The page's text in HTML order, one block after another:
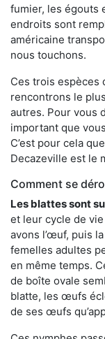
fumier, les égouts
endroits sont
américaine
nous touchons.
Ces trois espèces
rencontrons le
autres. Pour vous
important que
C’est pour cela
Decazeville est le
Comment se
Les blattes sont
et leur cycle de
avons l’œuf, puis
femelles adultes
en même temps.
de boîte ovale
blatte, les œufs
de ses œufs